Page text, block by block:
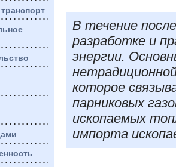
В течение
разработке и
энергии.
которое
парниковых
ископаемых
импорта